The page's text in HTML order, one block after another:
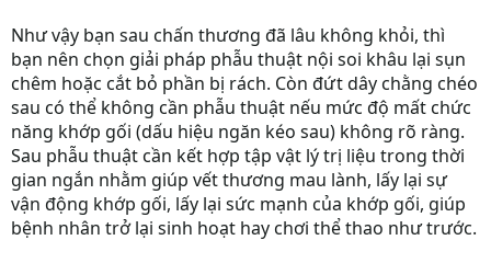
Như vậy bạn sau chấn thương đã lâu không khỏi, thì
bạn nên chọn giải pháp phẫu thuật nội soi khâu lại sụn
chêm hoặc cắt bỏ phần bị rách. Còn đứt dây chằng chéo
sau có thể không cần phẫu thuật nếu mức độ mất chức
năng khớp gối (dấu hiệu ngăn kéo sau) không rõ ràng.
Sau phẫu thuật cần kết hợp tập vật lý trị liệu trong thời
gian ngắn nhằm giúp vết thương mau lành, lấy lại sự
vận động khớp gối, lấy lại sức mạnh của khớp gối, giúp
bệnh nhân trở lại sinh hoạt hay chơi thể thao như trước.